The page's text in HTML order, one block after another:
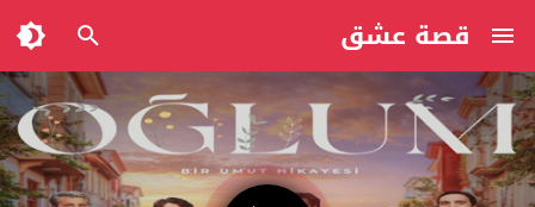
قصة عشق